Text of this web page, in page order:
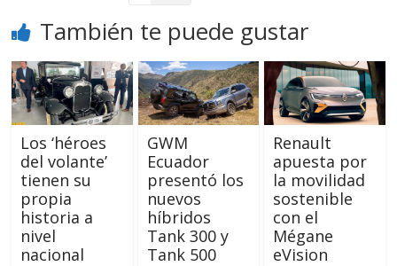
También te puede gustar
Los ‘héroes
del volante’
tienen su
propia
historia a
nivel
nacional
GWM
Ecuador
presentó los
nuevos
híbridos
Tank 300 y
Tank 500
Renault
apuesta por
la movilidad
sostenible
con el
Mégane
eVision